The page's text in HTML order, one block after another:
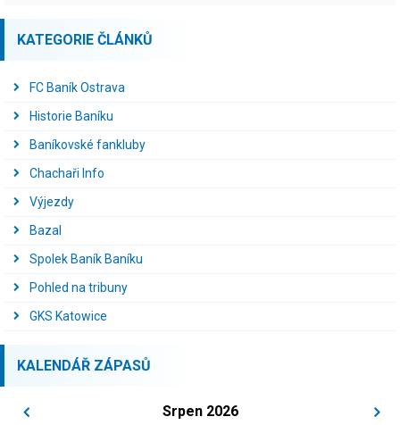
KATEGORIE ČLÁNKŮ
FC Baník Ostrava
Historie Baníku
Baníkovské fankluby
Chachaři Info
Výjezdy
Bazal
Spolek Baník Baníku
Pohled na tribuny
GKS Katowice
KALENDÁŘ ZÁPASŮ
Srpen 2026